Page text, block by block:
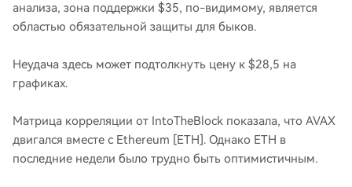
анализа, зона поддержки $35, по-видимому, является
областью обязательной защиты для быков.
Неудача здесь может подтолкнуть цену к $28,5 на
графиках.
Матрица корреляции от IntoTheBlock показала, что AVAX
двигался вместе с Ethereum [ETH]. Однако ETH в
последние недели было трудно быть оптимистичным.